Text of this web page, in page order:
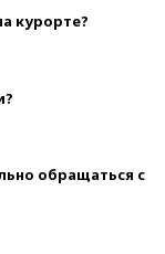
курорте?
обращаться с